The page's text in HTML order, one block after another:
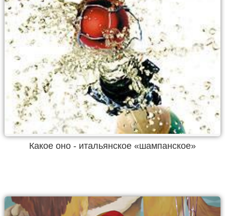
Какое оно - итальянское «шампанское»